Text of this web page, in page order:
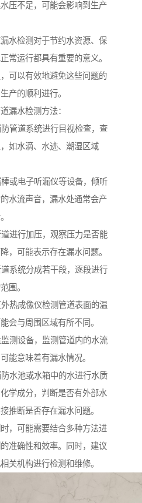
压不足，可能会影响到生产
水检测对于节约水资源、保
常运行都具有重要的意义。
可以有效地避免这些问题的
产的顺利进行。
漏水检测方法：
管道系统进行目视检查，查
如水滴、水迹、潮湿区域
或电子听漏仪等设备，倾听
水流声音，漏水处通常会产
进行加压，观察压力是否能
，可能表示存在漏水问题。
系统分成若干段，逐段进行
围。
热成像仪检测管道表面的温
会与周围区域有所不同。
测设备，监测管道内的水流
能意味着有漏水情况。
水池或水箱中的水进行水质
学成分，判断是否有外部水
推断是否存在漏水问题。
，可能需要结合多种方法进
准确性和效率。同时，建议
关机构进行检测和维修。